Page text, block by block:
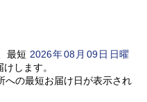
最短 2026年08 月 09日日曜
します。
への最短お届け日が表示され